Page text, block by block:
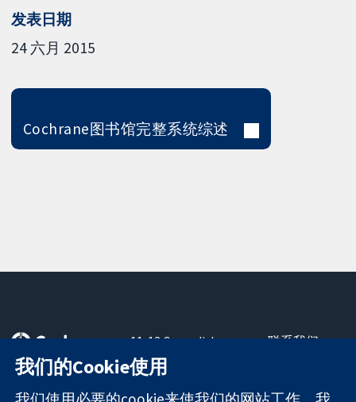
发表日期
24 六月 2015
Cochrane图书馆完整系统综述
可信任的证据
知情决定
11-13 Cavendish
Square
London
W1G 0AN
联系我们
关于我们
我们的Cookie使用